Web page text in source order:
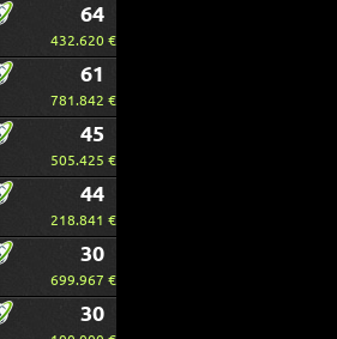
64
432.620 €
61
781.842 €
45
505.425 €
44
218.841 €
30
699.967 €
30